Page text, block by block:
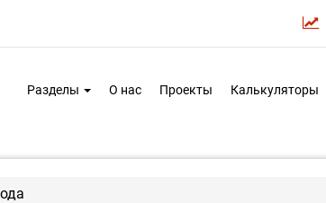
Разделы О нас Проекты Калькуляторы